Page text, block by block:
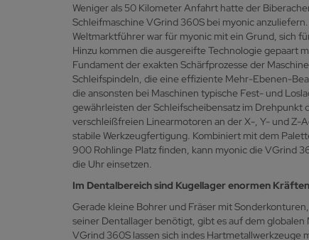
Weniger als 50 Kilometer Anfahrt hatte der
Schleifmaschine VGrind 360S bei myonic
Weltmarktführer war für myonic mit ein Grund, sich
Hinzu kommen die ausgereifte Technologie gepaart
Fundament der exakten Schärfprozesse der
Schleifspindeln, die eine effiziente Mehr-Ebenen-
die ansonsten bei Maschinen typische Fest- und
gewährleisten der Schleifscheibensatz im Drehpunkt
verschleißfreien Linearmotoren an der X-, Y- und Z-
stabile Werkzeugfertigung. Kombiniert mit dem
900 Rohlinge Platz finden, kann myonic die VGrind
die Uhr einsetzen.
Im Dentalbereich sind Kugellager enormen
Gerade kleine Bohrer und Fräser mit
seiner Dentallager benötigt, gibt es auf dem
VGrind 360S lassen sich indes Hartmetallwerkzeuge